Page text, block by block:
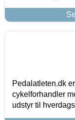
Pedalatleten.dk
cykelforhandler
udstyr til